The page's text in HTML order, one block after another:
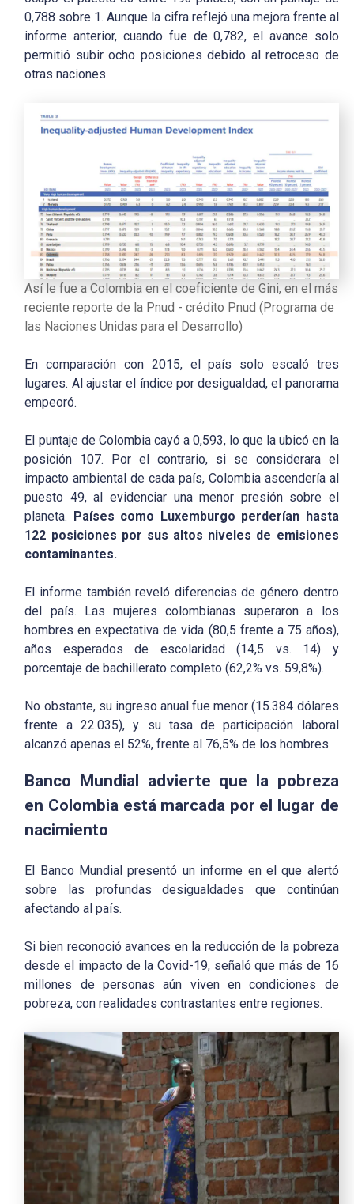
0,788 sobre 1. Aunque la cifra reflejó una mejora frente al
informe anterior, cuando fue de 0,782, el avance solo
permitió subir ocho posiciones debido al retroceso de
otras naciones.
Así le fue a Colombia en el coeficiente de Gini, en el más
reciente reporte de la Pnud - crédito Pnud (Programa de
las Naciones Unidas para el Desarrollo)
En comparación con 2015, el país solo escaló tres
lugares. Al ajustar el índice por desigualdad, el panorama
empeoró.
El puntaje de Colombia cayó a 0,593, lo que la ubicó en la
posición 107. Por el contrario, si se considerara el
impacto ambiental de cada país, Colombia ascendería al
puesto 49, al evidenciar una menor presión sobre el
planeta.
Países como Luxemburgo perderían hasta
122 posiciones por sus altos niveles de emisiones
contaminantes.
El informe también reveló diferencias de género dentro
del país. Las mujeres colombianas superaron a los
hombres en expectativa de vida (80,5 frente a 75 años),
años esperados de escolaridad (14,5 vs. 14) y
porcentaje de bachillerato completo (62,2% vs. 59,8%).
No obstante, su ingreso anual fue menor (15.384 dólares
frente a 22.035), y su tasa de participación laboral
alcanzó apenas el 52%, frente al 76,5% de los hombres.
Banco Mundial advierte que la pobreza
en Colombia está marcada por el lugar de
nacimiento
El Banco Mundial presentó un informe en el que alertó
sobre las profundas desigualdades que continúan
afectando al país.
Si bien reconoció avances en la reducción de la pobreza
desde el impacto de la Covid-19, señaló que más de 16
millones de personas aún viven en condiciones de
pobreza, con realidades contrastantes entre regiones.